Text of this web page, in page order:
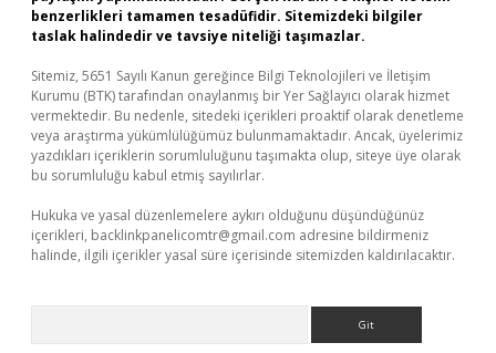
benzerlikleri tamamen tesadüfidir. Sitemizdeki bilgiler
taslak halindedir ve tavsiye niteliği taşımazlar.
Sitemiz, 5651 Sayılı Kanun gereğince Bilgi Teknolojileri ve İletişim
Kurumu (BTK) tarafından onaylanmış bir Yer Sağlayıcı olarak hizmet
vermektedir. Bu nedenle, sitedeki içerikleri proaktif olarak denetleme
veya araştırma yükümlülüğümüz bulunmamaktadır. Ancak, üyelerimiz
yazdıkları içeriklerin sorumluluğunu taşımakta olup, siteye üye olarak
bu sorumluluğu kabul etmiş sayılırlar.
Hukuka ve yasal düzenlemelere aykırı olduğunu düşündüğünüz
içerikleri, backlinkpanelicomtr@gmail.com adresine bildirmeniz
halinde, ilgili içerikler yasal süre içerisinde sitemizden kaldırılacaktır.